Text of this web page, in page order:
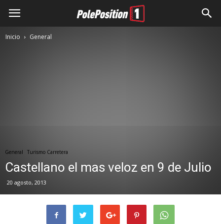
Inicio General
General Turismo Carretera
Castellano el mas veloz en 9 de Julio
20 agosto, 2013